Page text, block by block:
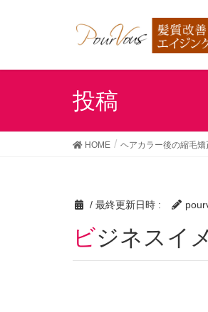
投稿
HOME ヘアカラー後の縮毛
/ 最終更新日時 :
ビジネス